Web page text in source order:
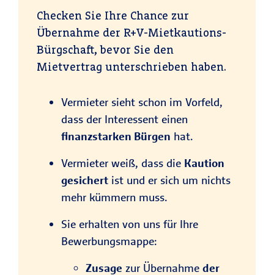
Checken Sie Ihre Chance zur
Übernahme der R+V-Miet­kautions­
Bürg­schaft, bevor Sie den
Mietvertrag unterschrieben haben.
Vermieter sieht schon im Vorfeld,
dass der Interessent einen
finanzstarken Bürgen hat.
Vermieter weiß, dass die Kaution
gesichert ist und er sich um nichts
mehr kümmern muss.
Sie erhalten von uns für Ihre
Bewerbungsmappe:
Zusage zur Übernahme der